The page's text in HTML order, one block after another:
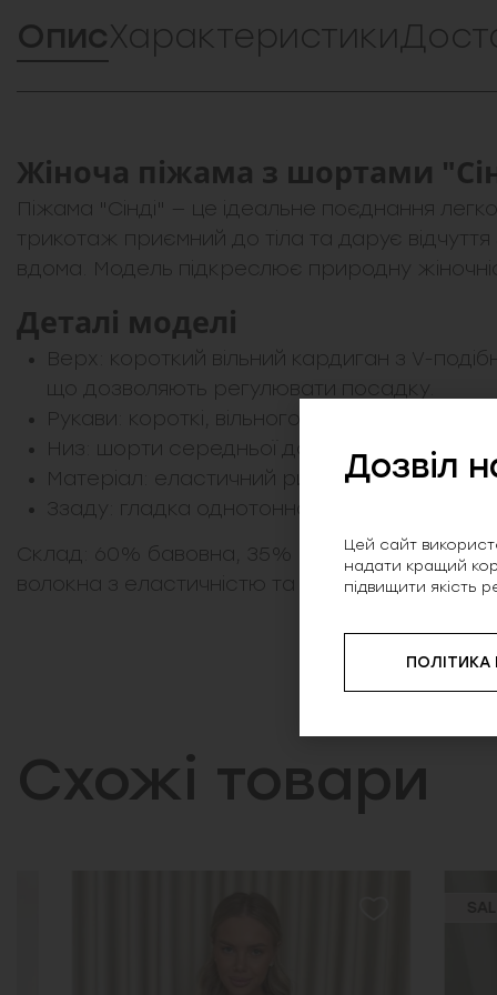
ОписХарактеристики
Жіноча піжама з шортами
Піжама "Сінді" — це ідеальне поєднання
трикотаж приємний до тіла та дарує відчуття
вдома. Модель підкреслює природну
Деталі моделі
Верх: короткий вільний кардиган з V-
що дозволяють регулювати посадку.
Рукави: короткі, вільного крою,
Низ: шорти середньої довжини з
Матеріал: еластичний рифлений
Ззаду: гладка однотонна спинка без
Склад: 60% бавовна, 35% поліестер, 5%
волокна з еластичністю та зносостійкістю.
Схожі товари
Дозвіл
Цей сайт
надати кращий
підвищити якість
ПОЛІТИКА